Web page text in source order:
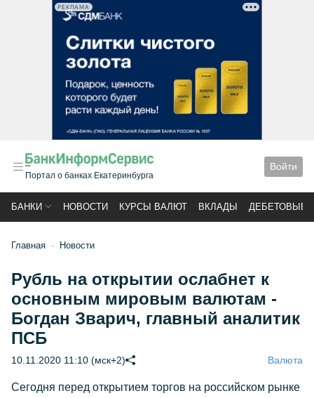
РЕКЛАМА
Портал о банках Екатеринбурга
Войти
БАНКИ НОВОСТИ КУРСЫ ВАЛЮТ ВКЛАДЫ ДЕБЕТОВЫЕ
Главная Новости
Рубль на открытии ослабнет к
основным мировым валютам -
Богдан Зварич, главный аналитик
ПСБ
10.11.2020 11:10 (мск+2) Валюта
Сегодня перед открытием торгов на российском рынке